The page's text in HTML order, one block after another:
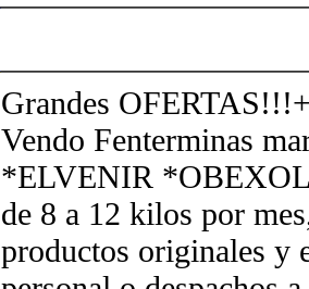
Grandes
Vendo Fenterminas
*ELVENIR
de 8 a 12 kilos por
productos originales y